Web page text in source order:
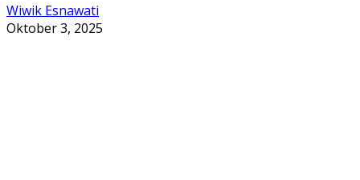
Wiwik Esnawati
Oktober 3, 2025